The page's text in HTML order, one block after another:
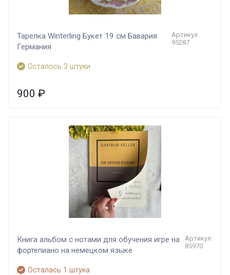
Тарелка Winterling Букет 19 см Бавария
Германия
Артикул:
95287
Осталось 3 штуки
900 ₽
Книга альбом с нотами для обучения игре на
фортепиано на немецком языке
Артикул:
85970
Осталась 1 штука